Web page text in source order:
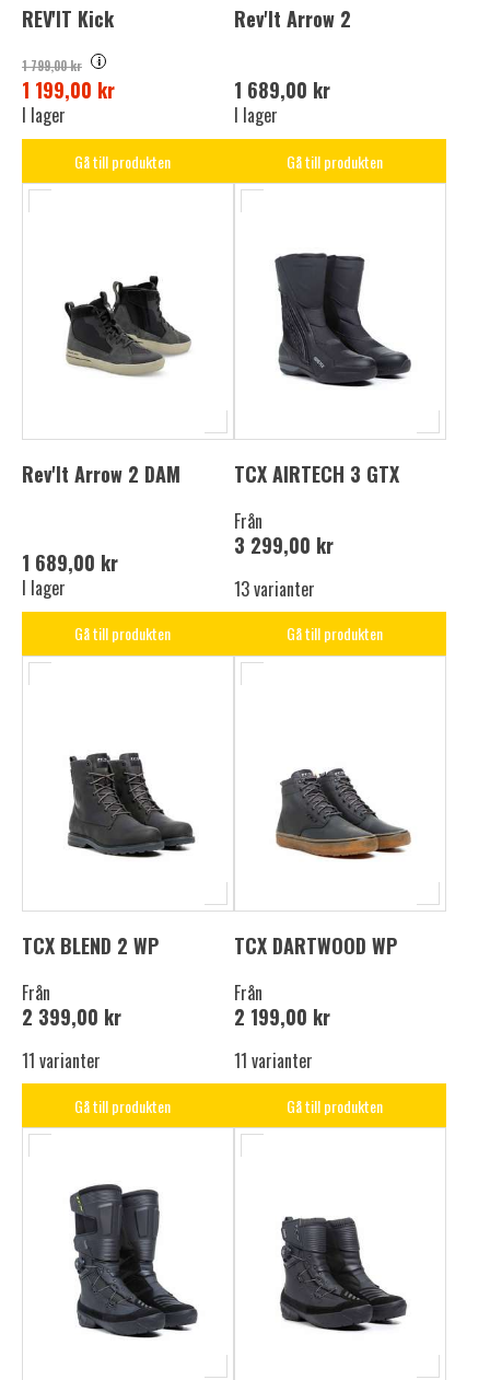
REV'IT Kick
1 799,00 kr i
1 199,00 kr
I lager
Gå till produkten
Rev'It Arrow 2
1 689,00 kr
I lager
Gå till produkten
Rev'It Arrow 2 DAM
1 689,00 kr
I lager
Gå till produkten
TCX AIRTECH 3 GTX
Från
3 299,00 kr
13 varianter
Gå till produkten
TCX BLEND 2 WP
Från
2 399,00 kr
11 varianter
Gå till produkten
TCX DARTWOOD WP
Från
2 199,00 kr
11 varianter
Gå till produkten